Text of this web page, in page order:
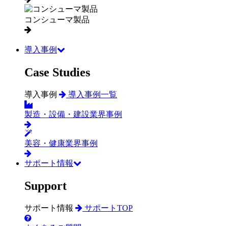
コンシューマ製品
導入事例
Case Studies
導入事例 導入事例一覧
製造・設備・建設業界事例
美容・健康業界事例
サポート情報
Support
サポート情報 サポートTOP